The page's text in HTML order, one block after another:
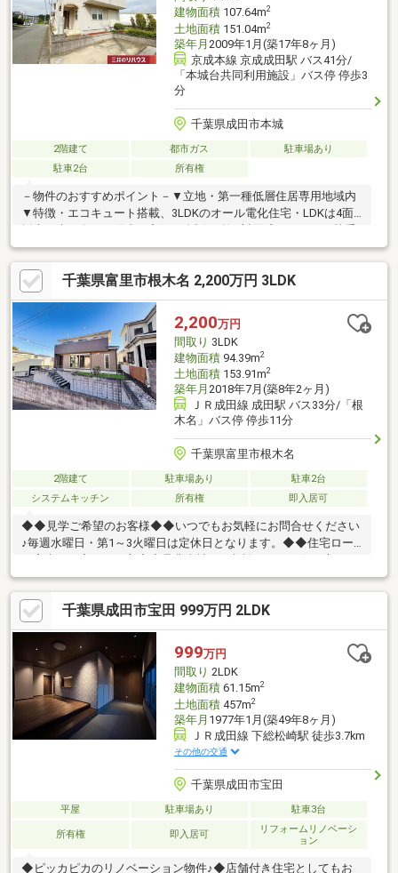
建物面積107.64m2
土地面積151.04m2
築年月 2009年1月(築17年8ヶ月)
京成本線 京成成田駅 バス41分/
「本城台共同利用施設」バス停 停歩3
分
千葉県成田市本城
2階建て 都市ガス
駐車場あり
駐車2台
所有権
－物件のおすすめポイント－▼立地・第一種低層住居専用地域内
▼特徴・エコキュート搭載、3LDKのオール電化住宅・LDKは4面
口有・ご家族間で顔を合わせる機会が増えるリビング階段・洗面
室は2WAY、回遊性があり家事・生活動線良好・主寝室は約10.0
帖、各居室6帖以上の広さ・浴室はゆったりとした1坪タイプ・並
列2台駐車可能(車種による)▼周辺環境・セブンイレブン成田南三
里塚店 徒歩2分(約130m)■ ご希望の住まい探しをお手伝いします
━━━━━・・・物件の詳細・ご相談はお気軽にお問い合わせく
ださい。
千葉県富里市根木名 2,200万円 3LDK
2,200万円
間取り 3LDK
建物面積94.39m2
土地面積153.91m2
築年月 2018年7月(築8年2ヶ月)
ＪＲ成田線 成田駅 バス33分/「根
木名」バス停 停歩11分
千葉県富里市根木名
2階建て 駐車場あり
駐車2台
システムキッチン
所有権 即入居可
◆◆見学ご希望のお客様◆◆いつでもお気軽にお問合せください
♪毎週水曜日・第1～3火曜日は定休日となります。◆◆住宅ロー
す！！■ご自宅のお迎えはもちろん、最寄りの駅などご指定での
お待ち合わせも可能です♪ お客様のご条件をお聞かせいただけれ
ば他の物件や周辺環境も一緒にご案内させていただきます！
千葉県成田市宝田 999万円 2LDK
999万円
間取り 2LDK
建物面積61.15m2
土地面積457m2
築年月 1977年1月(築49年8ヶ月)
ＪＲ成田線 下総松崎駅 徒歩3.7km
その他の交通
千葉県成田市宝田
平屋 駐車場あり 駐車3台
所有権 即入居可
リフォームリノベーシ
ョン
◆ピッカピカのリノベーション物件♪◆店舗付き住宅としてもお